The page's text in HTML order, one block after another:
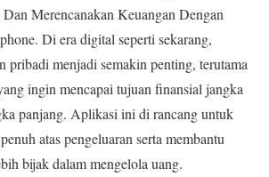
Merencanakan Keuangan Dengan
Di era digital seperti sekarang,
pribadi menjadi semakin penting, terutama
ingin mencapai tujuan finansial jangka
panjang. Aplikasi ini di rancang untuk
atas pengeluaran serta membantu
bijak dalam mengelola uang.